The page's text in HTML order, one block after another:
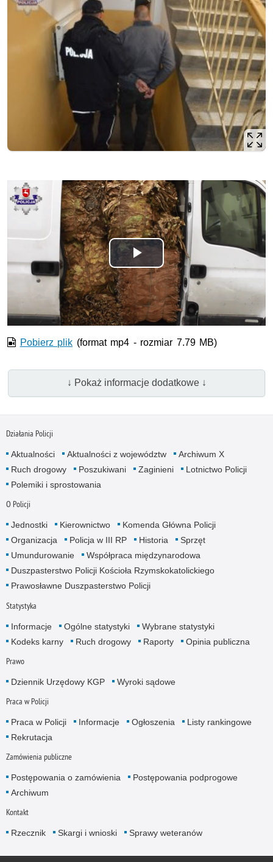
Odtwórz
wideo
Pobierz plik (format mp4 - rozmiar 7.79 MB)
↓ Pokaż informacje dodatkowe ↓
Działania Policji
Aktualności Aktualności z województw
Archiwum X
Ruch drogowy
Poszukiwani Zaginieni
Lotnictwo Policji
Polemiki i sprostowania
O Policji
Jednostki Kierownictwo
Komenda Główna Policji
Organizacja
Policja w III RP Historia
Sprzęt
Umundurowanie
Współpraca międzynarodowa
Duszpasterstwo Policji Kościoła Rzymskokatolickiego
Prawosławne Duszpasterstwo Policji
Statystyka
Informacje Ogólne statystyki
Wybrane statystyki
Kodeks karny
Ruch drogowy Raporty Opinia publiczna
Prawo
Dziennik Urzędowy KGP Wyroki sądowe
Praca w Policji
Praca w Policji Informacje Ogłoszenia
Listy rankingowe
Rekrutacja
Zamówienia publiczne
Postępowania o zamówienia
Postępowania podprogowe
Archiwum
Kontakt
Rzecznik Skargi i wnioski Sprawy weteranów